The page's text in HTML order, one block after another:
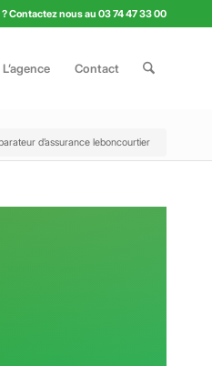
Contactez nous au 03 74 47 33 00
L’agence Contact
d’assurance leboncourtier